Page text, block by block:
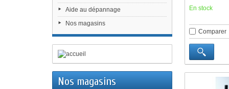
Aide au dépannage
Nos magasins
Nos magasins
En stock
Comparer